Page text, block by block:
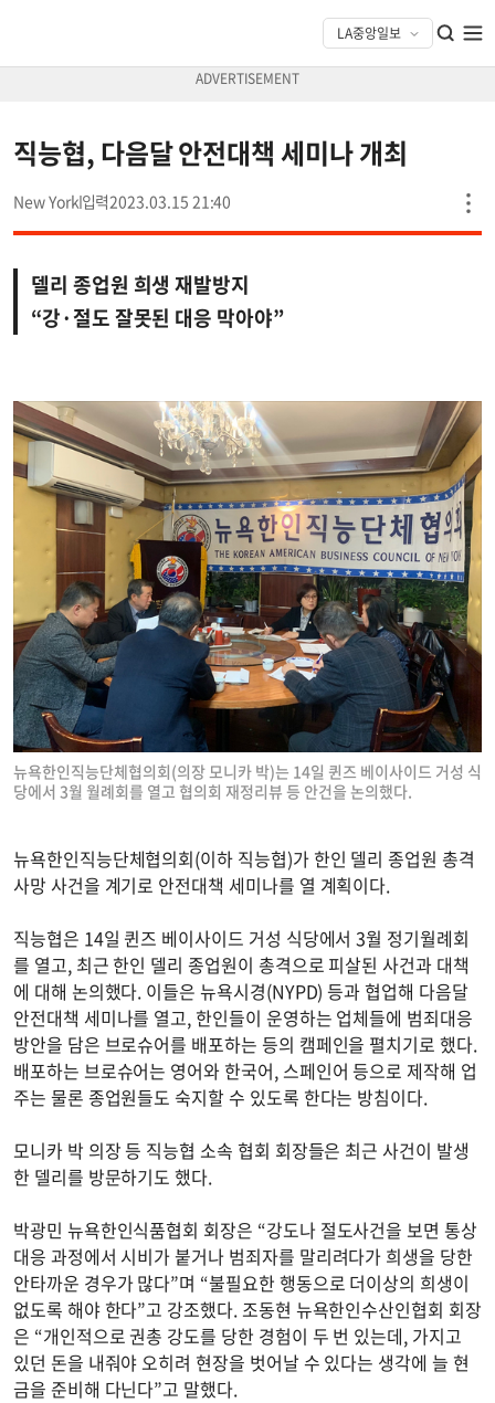
직능협, 다음달 안전대책 세미나 개최
New York 2023.03.15 21:40
델리 종업원 희생 재발방지
“강·절도 잘못된 대응 막아야”
뉴욕한인직능단체협의회(의장 모니카 박)는 14일 퀸즈 베이사이드 거성 식
당에서 3월 월례회를 열고 협의회 재정리뷰 등 안건을 논의했다.
뉴욕한인직능단체협의회(이하 직능협)가 한인 델리 종업원 총격
사망 사건을 계기로 안전대책 세미나를 열 계획이다.
직능협은 14일 퀸즈 베이사이드 거성 식당에서 3월 정기월례회
를 열고, 최근 한인 델리 종업원이 총격으로 피살된 사건과 대책
에 대해 논의했다. 이들은 뉴욕시경(NYPD) 등과 협업해 다음달
안전대책 세미나를 열고, 한인들이 운영하는 업체들에 범죄대응
방안을 담은 브로슈어를 배포하는 등의 캠페인을 펼치기로 했다.
배포하는 브로슈어는 영어와 한국어, 스페인어 등으로 제작해 업
주는 물론 종업원들도 숙지할 수 있도록 한다는 방침이다.
모니카 박 의장 등 직능협 소속 협회 회장들은 최근 사건이 발생
한 델리를 방문하기도 했다.
박광민 뉴욕한인식품협회 회장은 “강도나 절도사건을 보면 통상
대응 과정에서 시비가 붙거나 범죄자를 말리려다가 희생을 당한
안타까운 경우가 많다”며 “불필요한 행동으로 더이상의 희생이
없도록 해야 한다”고 강조했다. 조동현 뉴욕한인수산인협회 회장
은 “개인적으로 권총 강도를 당한 경험이 두 번 있는데, 가지고
있던 돈을 내줘야 오히려 현장을 벗어날 수 있다는 생각에 늘 현
금을 준비해 다닌다”고 말했다.